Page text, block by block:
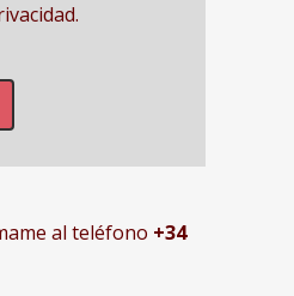
al teléfono +34